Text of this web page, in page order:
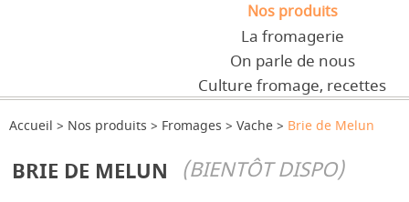
Nos produits
La fromagerie
On parle de nous
Culture fromage, recettes
Accueil Nos produits Fromages Vache Brie de Melun
BRIE DE MELUN (BIENTÔT DISPO)